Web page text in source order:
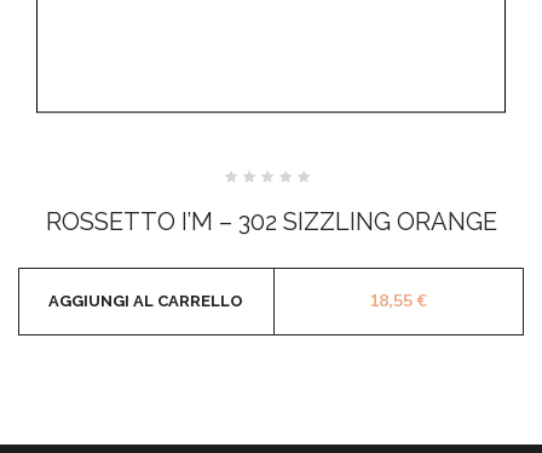
su
ROSSETTO I’M – 302 SIZZLING ORANGE
18,55€
AGGIUNGI AL CARRELLO